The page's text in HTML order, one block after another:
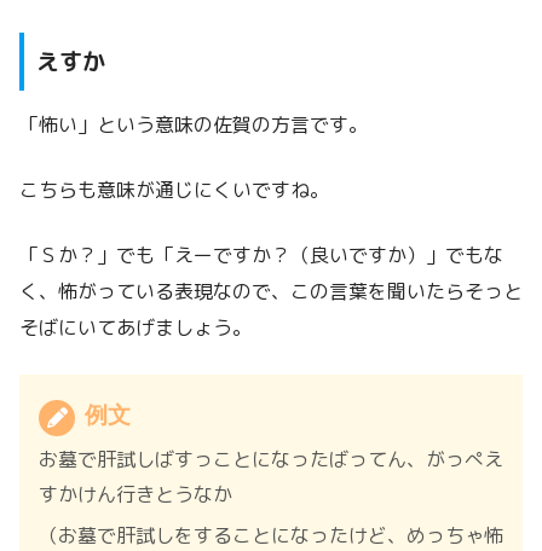
えすか
「怖い」という意味の佐賀の方言です。
こちらも意味が通じにくいですね。
「Ｓか？」でも「えーですか？（良いですか）」でもな
く、怖がっている表現なので、この言葉を聞いたらそっと
そばにいてあげましょう。
例文
お墓で肝試しばすっことになったばってん、がっぺえ
すかけん行きとうなか
（お墓で肝試しをすることになったけど、めっちゃ怖